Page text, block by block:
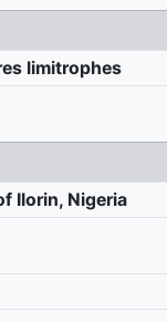
limitrophes
Ilorin, Nigeria